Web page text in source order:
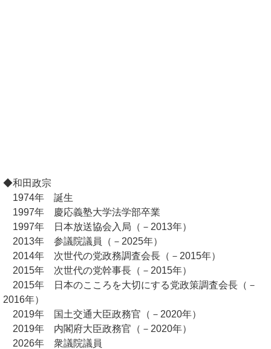
◆和田政宗
1974年 誕生
1997年 慶応義塾大学法学部卒業
1997年 日本放送協会入局（－2013年）
2013年 参議院議員（－2025年）
2014年 次世代の党政務調査会長（－2015年）
2015年 次世代の党幹事長（－2015年）
2015年 日本のこころを大切にする党政策調査会長（－
2016年）
2019年 国土交通大臣政務官（－2020年）
2019年 内閣府大臣政務官（－2020年）
2026年 衆議院議員